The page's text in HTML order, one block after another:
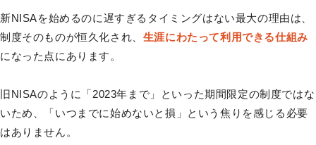
新NISAを始めるのに遅すぎるタイミングはない最大の理由は、
制度そのものが恒久化され、 生涯にわたって利用できる仕組み
になった点にあります。
旧NISAのように「2023年まで」といった期間限定の制度ではな
いため、「いつまでに始めないと損」という焦りを感じる必要
はありません。